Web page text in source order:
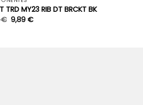
TRD MY23 RIB DT BRCKT BK
€ 9,89€